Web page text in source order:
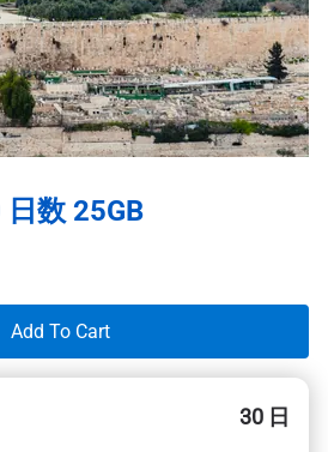
数 25GB
Add To Cart
30 日